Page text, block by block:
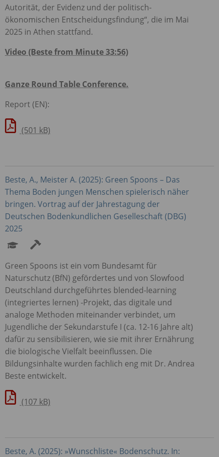
Autorität, der Evidenz und der politisch-
ökonomischen Entscheidungsfindung“, die im Mai
2025 in Athen stattfand.
Video (Beste from Minute 33:56)
Ganze Round Table Conference.
Report (EN):
(501 kB)
Beste, A., Meister A. (2025): Green Spoons – Das
Thema Boden jungen Menschen spielerisch näher
bringen. Vortrag auf der Jahrestagung der
Deutschen Bodenkundlichen Geselleschaft (DBG)
2025
Green Spoons ist ein vom Bundesamt für
Naturschutz (BfN) gefördertes und von Slowfood
Deutschland durchgeführtes blended-learning
(integriertes lernen) -Projekt, das digitale und
analoge Methoden miteinander verbindet, um
Jugendliche der Sekundarstufe I (ca. 12-16 Jahre alt)
dafür zu sensibilisieren, wie sie mit ihrer Ernährung
die biologische Vielfalt beeinflussen. Die
Bildungsinhalte wurden fachlich eng mit Dr. Andrea
Beste entwickelt.
(107 kB)
Beste, A. (2025): »Wunschliste« Bodenschutz. In: